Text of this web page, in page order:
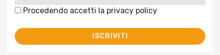
Procedendo accetti la privacy policy